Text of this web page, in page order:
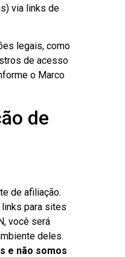
via links de
legais, como
de acesso
o Marco
de
de afiliação.
links para sites
você será
deles.
e não somos